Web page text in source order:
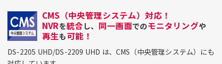
CMS（中央管理システム）対応！
NVRを統合し、 同一画面でのモニタリングや
再生も可能！
DS-2205 UHD/DS-2209 UHD は、CMS（中央管理システム）にも